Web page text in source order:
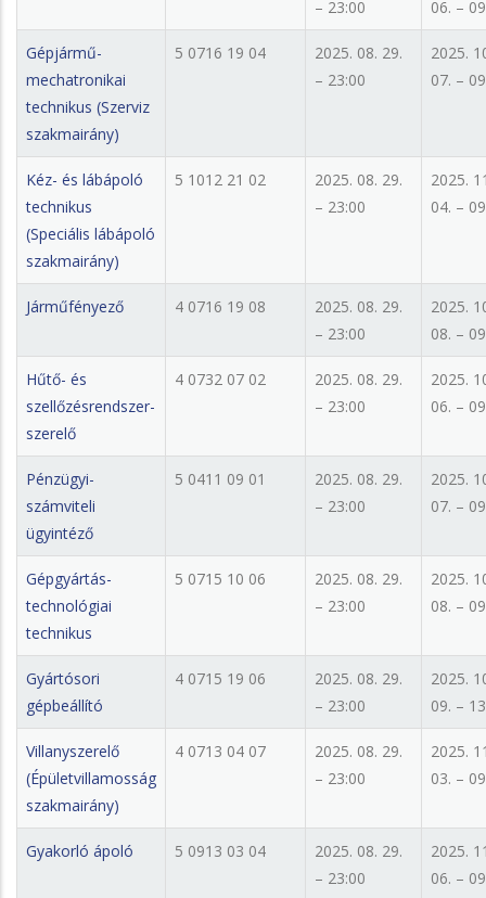
– 23:00
06. –
Gépjármű-
mechatronikai
technikus (Szerviz
szakmairány)
5 0716 19 04
2025. 08. 29.
– 23:00
2025.
07. –
Kéz- és lábápoló
technikus
(Speciális lábápoló
szakmairány)
5 1012 21 02
2025. 08. 29.
– 23:00
2025.
04. –
Járműfényező 4 0716 19 08
2025. 08. 29.
– 23:00
2025.
08. –
Hűtő- és
szellőzésrendszer-
szerelő
4 0732 07 02
2025. 08. 29.
– 23:00
2025.
06. –
Pénzügyi-
számviteli
ügyintéző
5 0411 09 01
2025. 08. 29.
– 23:00
2025.
07. –
Gépgyártás-
technológiai
technikus
5 0715 10 06
2025. 08. 29.
– 23:00
2025.
08. –
Gyártósori
gépbeállító
4 0715 19 06
2025. 08. 29.
– 23:00
2025.
09. –
Villanyszerelő
(Épületvillamosság
szakmairány)
4 0713 04 07
2025. 08. 29.
– 23:00
2025.
03. –
Gyakorló ápoló 5 0913 03 04
2025. 08. 29.
– 23:00
2025.
06. –